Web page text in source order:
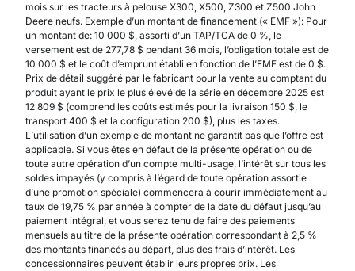
mois sur les tracteurs à pelouse X300, X500, Z300 et Z500 John
Deere neufs. Exemple d’un montant de financement (« EMF »): Pour
un montant de: 10 000 $, assorti d’un TAP/TCA de 0 %, le
versement est de 277,78 $ pendant 36 mois, l’obligation totale est de
10 000 $ et le coût d’emprunt établi en fonction de l’EMF est de 0 $.
Prix de détail suggéré par le fabricant pour la vente au comptant du
produit ayant le prix le plus élevé de la série en décembre 2025 est
12 809 $ (comprend les coûts estimés pour la livraison 150 $, le
transport 400 $ et la configuration 200 $), plus les taxes.
L’utilisation d’un exemple de montant ne garantit pas que l’offre est
applicable. Si vous êtes en défaut de la présente opération ou de
toute autre opération d’un compte multi-usage, l’intérêt sur tous les
soldes impayés (y compris à l’égard de toute opération assortie
d’une promotion spéciale) commencera à courir immédiatement au
taux de 19,75 % par année à compter de la date du défaut jusqu’au
paiement intégral, et vous serez tenu de faire des paiements
mensuels au titre de la présente opération correspondant à 2,5 %
des montants financés au départ, plus des frais d’intérêt. Les
concessionnaires peuvent établir leurs propres prix. Les